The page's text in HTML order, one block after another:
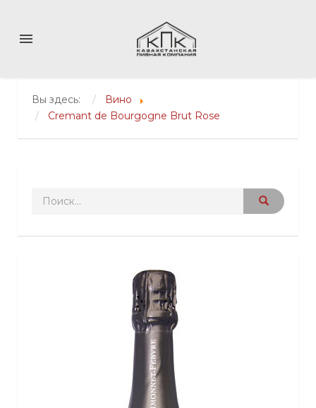
menu
Вы здесь:
Вино
Cremant de Bourgogne Brut Rose